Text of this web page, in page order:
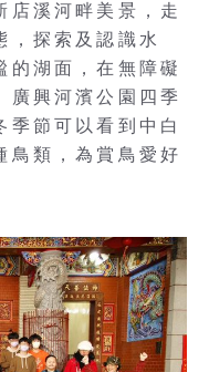
店溪河畔美景，走
，探索及認識水
的湖面，在無障礙
廣興河濱公園四季
季節可以看到中白
鳥類，為賞鳥愛好